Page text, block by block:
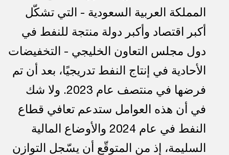
المملكة العربية السعودية - التي تشكّل
أكبر اقتصاد وأكبر دولة منتجة للنفط في
دول مجلس التعاون الخليجي - التخفيضات
الأحادية في إنتاج النفط تدريجيًا، بعد أن تم
فرضها في منتصف عام 2023. ولا شك
في أن هذه العوامل ستدعم تعافي قطاع
النفط في عام 2024 والأوضاع المالية
السليمة، إذ من المتوقّع أن يسّجل التوازن